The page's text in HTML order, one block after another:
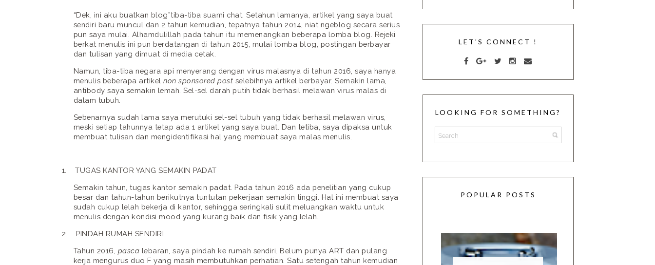
“Dek, ini aku buatkan blog”tiba-tiba suami chat. Setahun lamanya, artikel yang saya buat
sendiri baru muncul dan 2 tahun kemudian, tepatnya tahun 2014, niat ngeblog secara serius
pun saya mulai. Alhamdulillah pada tahun itu memenangkan beberapa lomba blog. Rejeki
berkat menulis ini pun berdatangan di tahun 2015, mulai lomba blog, postingan berbayar
dan tulisan yang dimuat di media cetak.
Namun, tiba-tiba negara api menyerang dengan virus malasnya di tahun 2016, saya hanya
menulis beberapa artikel non sponsored post selebihnya artikel berbayar. Semakin lama,
antibody saya semakin lemah. Sel-sel darah putih tidak berhasil melawan virus malas di
dalam tubuh.
Sebenarnya sudah lama saya merutuki sel-sel tubuh yang tidak berhasil melawan virus,
meski setiap tahunnya tetap ada 1 artikel yang saya buat. Dan tetiba, saya dipaksa untuk
membuat tulisan dan mengidentifikasi hal yang membuat saya malas menulis.
1. TUGAS KANTOR YANG SEMAKIN PADAT
Semakin tahun, tugas kantor semakin padat. Pada tahun 2016 ada penelitian yang cukup
besar dan tahun-tahun berikutnya tuntutan pekerjaan semakin tinggi. Hal ini membuat saya
sudah cukup lelah bekerja di kantor, sehingga seringkali sulit meluangkan waktu untuk
menulis dengan kondisi mood yang kurang baik dan fisik yang lelah.
2. PINDAH RUMAH SENDIRI
Tahun 2016, pasca lebaran, saya pindah ke rumah sendiri. Belum punya ART dan pulang
kerja mengurus duo F yang masih membutuhkan perhatian. Satu setengah tahun kemudian
LET'S CONNECT !
LOOKING FOR SOMETHING?
POPULAR POSTS